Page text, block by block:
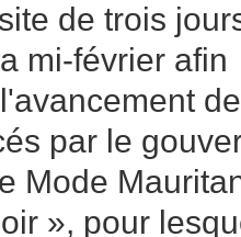
de trois
mi-février afin
de
par le
Mode
», pour